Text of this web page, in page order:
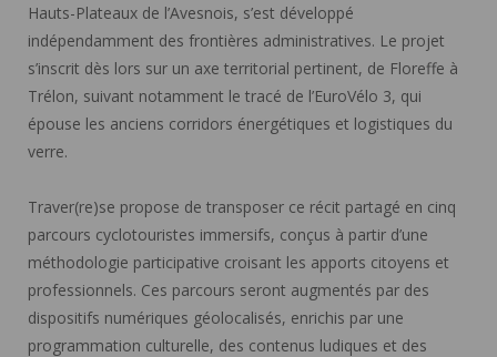
Hauts-Plateaux de l’Avesnois, s’est développé
indépendamment des frontières administratives. Le projet
s’inscrit dès lors sur un axe territorial pertinent, de Floreffe à
Trélon, suivant notamment le tracé de l’EuroVélo 3, qui
épouse les anciens corridors énergétiques et logistiques du
verre.
Traver(re)se propose de transposer ce récit partagé en cinq
parcours cyclotouristes immersifs, conçus à partir d’une
méthodologie participative croisant les apports citoyens et
professionnels. Ces parcours seront augmentés par des
dispositifs numériques géolocalisés, enrichis par une
programmation culturelle, des contenus ludiques et des